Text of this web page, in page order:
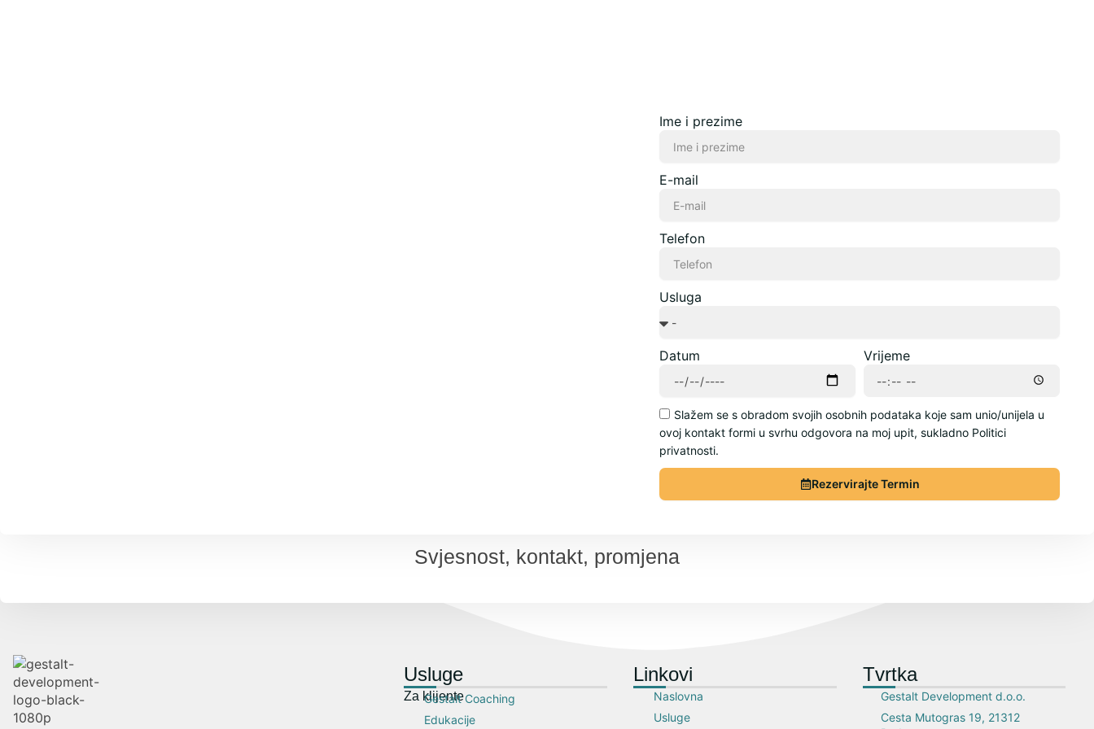
Ime i prezime
E-mail
Telefon
Usluga
Datum Vrijeme
Slažem se s obradom svojih osobnih podataka koje sam unio/unijela u
ovoj kontakt formi u svrhu odgovora na moj upit, sukladno Politici
privatnosti.
Rezervirajte Termin
Svjesnost, kontakt, promjena
Usluge
Za klijente
Gestalt Coaching
Edukacije
Linkovi
Naslovna
Usluge
Tvrtka
Gestalt Development d.o.o.
Cesta Mutogras 19, 21312